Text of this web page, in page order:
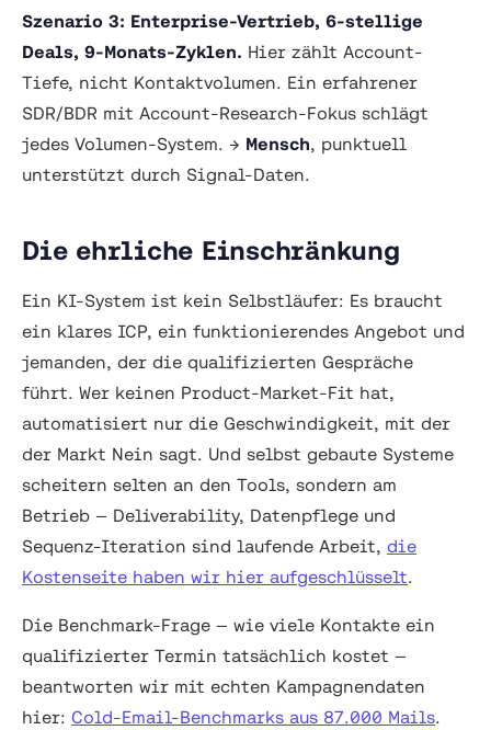
Szenario 3: Enterprise-Vertrieb, 6-stellige
Deals, 9-Monats-Zyklen. Hier zählt Account-
Tiefe, nicht Kontaktvolumen. Ein erfahrener
SDR/BDR mit Account-Research-Fokus schlägt
jedes Volumen-System. → Mensch, punktuell
unterstützt durch Signal-Daten.
Die ehrliche Einschränkung
Ein KI-System ist kein Selbstläufer: Es braucht
ein klares ICP, ein funktionierendes Angebot und
jemanden, der die qualifizierten Gespräche
führt. Wer keinen Product-Market-Fit hat,
automatisiert nur die Geschwindigkeit, mit der
der Markt Nein sagt. Und selbst gebaute Systeme
scheitern selten an den Tools, sondern am
Betrieb — Deliverability, Datenpflege und
Sequenz-Iteration sind laufende Arbeit, die
Kostenseite haben wir hier aufgeschlüsselt.
Die Benchmark-Frage — wie viele Kontakte ein
qualifizierter Termin tatsächlich kostet —
beantworten wir mit echten Kampagnendaten
hier: Cold-Email-Benchmarks aus 87.000 Mails.